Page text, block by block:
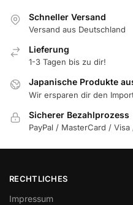
Schneller Versand
Versand aus Deutschland
Lieferung
1-3 Tagen bis zu dir!
Japanische Produkte
Wir ersparen dir den
Sicherer Bezahlprozess
PayPal / MasterCard / Visa
RECHTLICHES
Impressum